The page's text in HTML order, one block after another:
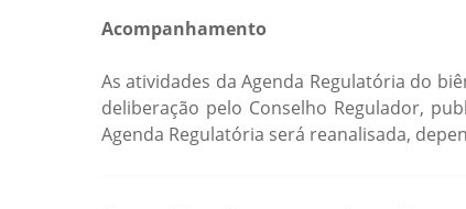
Acompanhamento
As atividades da Agenda Regulatória do
deliberação pelo Conselho Regulador,
Agenda Regulatória será reanalisada,